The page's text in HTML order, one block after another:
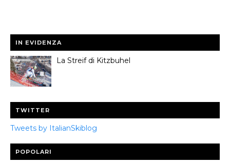
IN EVIDENZA
La Streif di Kitzbuhel
TWITTER
Tweets by ItalianSkiblog
POPOLARI